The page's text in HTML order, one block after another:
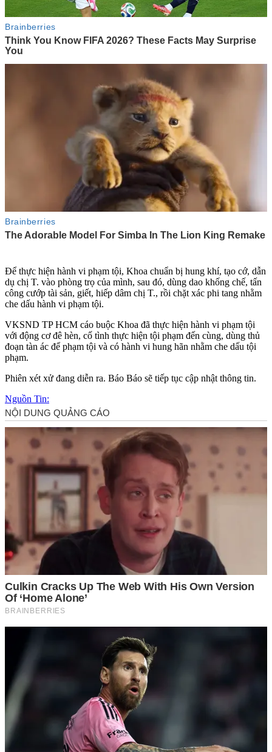
Để thực hiện hành vi phạm tội, Khoa chuẩn bị hung khí, tạo cớ, dẫn
dụ chị T. vào phòng trọ của mình, sau đó, dùng dao khống chế, tấn
công cướp tài sản, giết, hiế‌ּp dâ‌ּm chị T., rồi chặt xác phi tang nhằm
che dấu hành vi phạm tội.
VKSND TP HCM cáo buộc Khoa đã thực hiện hành vi phạm tội
với động cơ đê hèn, cố tình thực hiện tội phạm đến cùng, dùng thủ
đoạn tàn ác để phạm tội và có hành vi hung hãn nhằm che dấu tội
phạm.
Phiên xét xử đang diễn ra. Báo Báo sẽ tiếp tục cập nhật thông tin.
Nguồn Tin: